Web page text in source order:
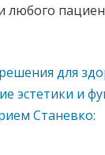
любого
для
эстетики и
Станевко: